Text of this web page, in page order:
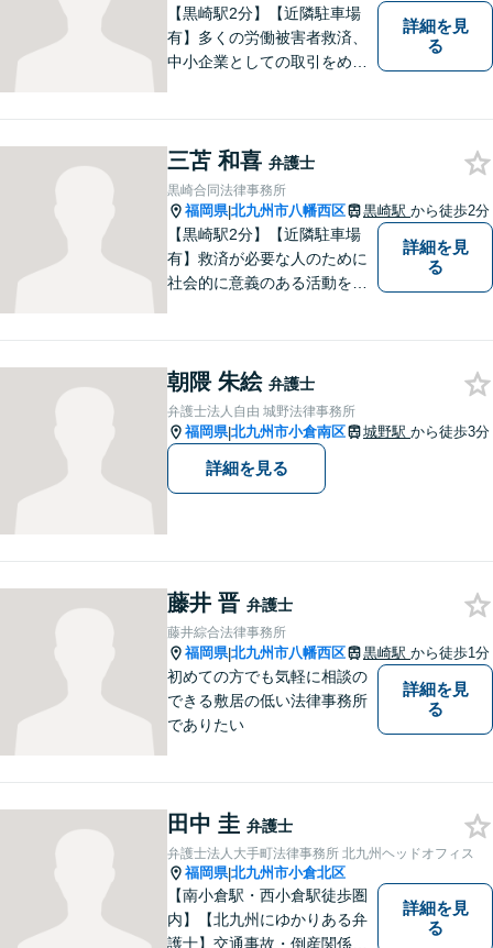
【黒崎駅2分】【近隣駐車場
有】多くの労働被害者救済、
中小企業としての取引をめぐ
イスを行うことができます。
どんなことでもお気軽にご相
談ください。
詳細を見
る
三苫 和喜 弁護士
黒崎合同法律事務所
福岡県|北九州市八幡西区 黒崎駅 から徒歩2分
【黒崎駅2分】【近隣駐車場
有】救済が必要な人のために
社会的に意義のある活動をし
できるよう心がけていますの
でお気軽にご相談ください。
詳細を見
る
朝隈 朱絵 弁護士
弁護士法人自由 城野法律事務所
福岡県|北九州市小倉南区 城野駅 から徒歩3分
詳細を見る
藤井 晋 弁護士
藤井綜合法律事務所
福岡県|北九州市八幡西区 黒崎駅 から徒歩1分
初めての方でも気軽に相談の
できる敷居の低い法律事務所
でありたい
詳細を見
る
田中 圭 弁護士
弁護士法人大手町法律事務所 北九州ヘッドオフィス
福岡県|北九州市小倉北区
【南小倉駅・西小倉駅徒歩圏
内】【北九州にゆかりある弁
護士】交通事故・倒産関係・
詳細を見
る